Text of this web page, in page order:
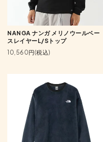
NANGA ナンガ メリノウールベー
スレイヤーL/Sトップ
10,560円(税込)